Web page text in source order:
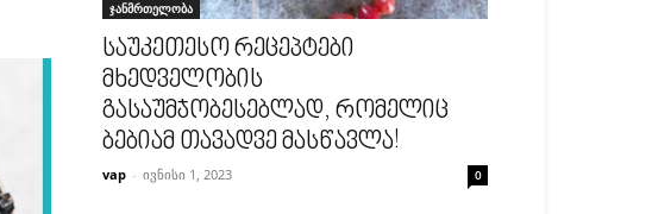
ჯანმრთელობა
საუკეთესო რეცეპტები
მხედველობის
გასაუმჯობესებლად, რომელიც
ბებიამ თავადვე მასწავლა!
vap - ივნისი 1, 2023 0